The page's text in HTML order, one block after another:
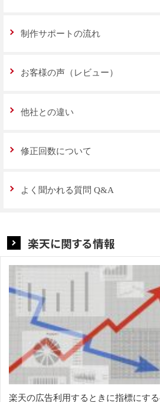
制作サポートの流れ
お客様の声（レビュー）
他社との違い
修正回数について
よく聞かれる質問 Q&A
楽天に関する情報
楽天の広告利用するときに指標にす